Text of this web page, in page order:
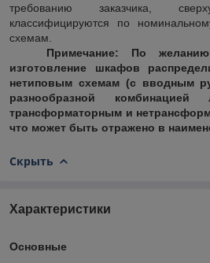
требованию заказчика,
классифицируются по
схемам.
Примечание: По желанию
изготовление шкафов
нетиповым схемам (с вводным
разнообразной
трансформаторным и
что может быть отражено в
Скрыть
Характеристики
Основные